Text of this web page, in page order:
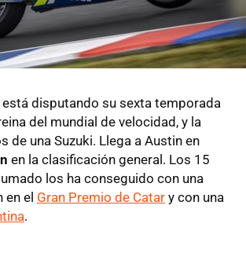
está disputando su sexta temporada
del mundial de velocidad, y la
de una Suzuki. Llega a Austin en
en la clasificación general. Los 15
los ha conseguido con una
el Gran Premio de Catar y con una
.